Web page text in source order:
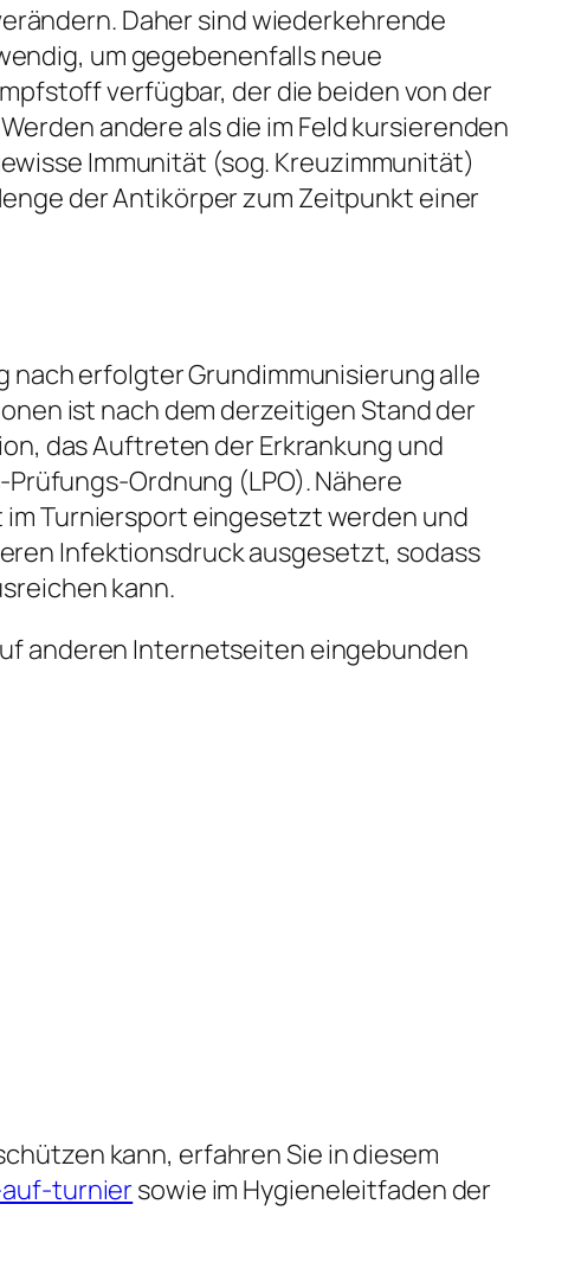
Daher sind wiederkehrende
um gegebenenfalls neue
verfügbar, der die beiden von der
andere als die im Feld kursierenden
Immunität (sog. Kreuzimmunität)
der Antikörper zum Zeitpunkt einer
nach erfolgter Grundimmunisierung alle
ist nach dem derzeitigen Stand der
das Auftreten der Erkrankung und
Ordnung (LPO). Nähere
Turniersport eingesetzt werden und
Infektionsdruck ausgesetzt, sodass
kann.
anderen Internetseiten eingebunden
kann, erfahren Sie in diesem
turniersowie im Hygieneleitfaden der